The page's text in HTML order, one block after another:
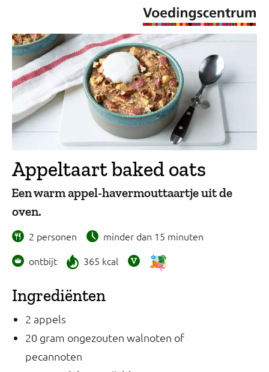
Appeltaart baked oats
Een warm appel-havermouttaartje uit de
oven.
2 personen
minder dan 15 minuten
ontbijt
365 kcal
Ingrediënten
2 appels
20 gram ongezouten walnoten of
pecannoten